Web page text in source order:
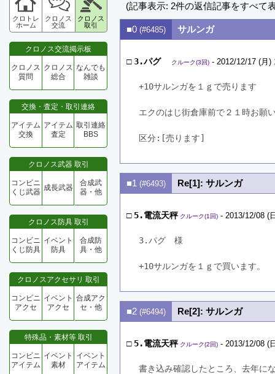
クロトレ
ホーム
クロノス
交流
クロノス
取引
クロノス交流掲示板
クロノス
質問
クロノス
総合
なんでも
雑談
交換・査定・取引連絡
アイテム
交換
アイテム
査定
取引連絡
BBS
クロノス武器 取引
コンビニ
くじ武器 成長武器
合成武
器・他
クロノス防具 取引
コンビニ
くじ防具
イベント
防具
合成防
具・他
クロノスアクセサリ 取引
コンビニ
アクセ
イベント
アクセ
合成アク
セ・他
特殊品・素材等 取引
コンビニ
アイテム
イベント
素材
イベント
アイテム
(記事表示: 2件の返信記事をすべて
■0 (#6485) サルンガ
□3.パグ クルーク(3回) - 2012/12/17 (月
+10サルンガを１ｇで売ります
エクのはじ街倉庫前で２１時お願
区分:[売ります]
■1 (#6493) Re[1]: サルンガ
□ 5.電流天秤 クルーク(1回) - 2013/12/08 (
3.パグ　様
+10サルンガを１ｇで買います。
■2 (#6494) Re[2]: サルンガ
□ 5.電流天秤 クルーク(2回) - 2013/12/08 (
書き込み確認したところ、去年に